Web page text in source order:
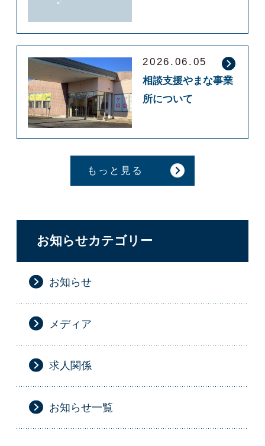
2026.06.05
相談支援やまな事業
所について
もっと見る
お知らせカテゴリー
お知らせ
メディア
求人関係
お知らせ一覧